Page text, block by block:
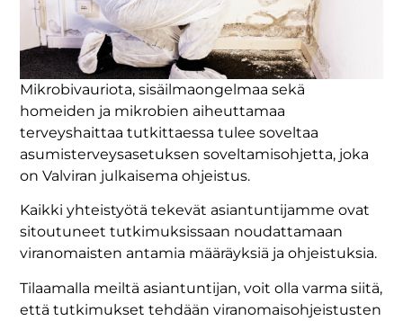
Mikrobivauriota, sisäilmaongelmaa sekä
homeiden ja mikrobien aiheuttamaa
terveyshaittaa tutkittaessa tulee soveltaa
asumisterveysasetuksen soveltamisohjetta, joka
on Valviran julkaisema ohjeistus.
Kaikki yhteistyötä tekevät asiantuntijamme ovat
sitoutuneet tutkimuksissaan noudattamaan
viranomaisten antamia määräyksiä ja ohjeistuksia.
Tilaamalla meiltä asiantuntijan, voit olla varma siitä,
että tutkimukset tehdään viranomaisohjeistusten